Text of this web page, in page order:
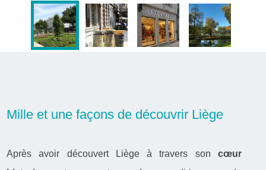
Mille et une façons de découvrir Liège
Après avoir découvert Liège à travers son cœur